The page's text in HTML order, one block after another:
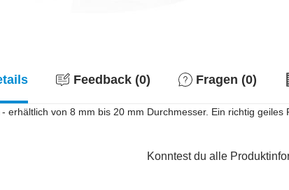
Feedback (0) Fragen (0)
erhältlich von 8 mm bis 20 mm Durchmesser. Ein richtig geiles
Konntest du alle